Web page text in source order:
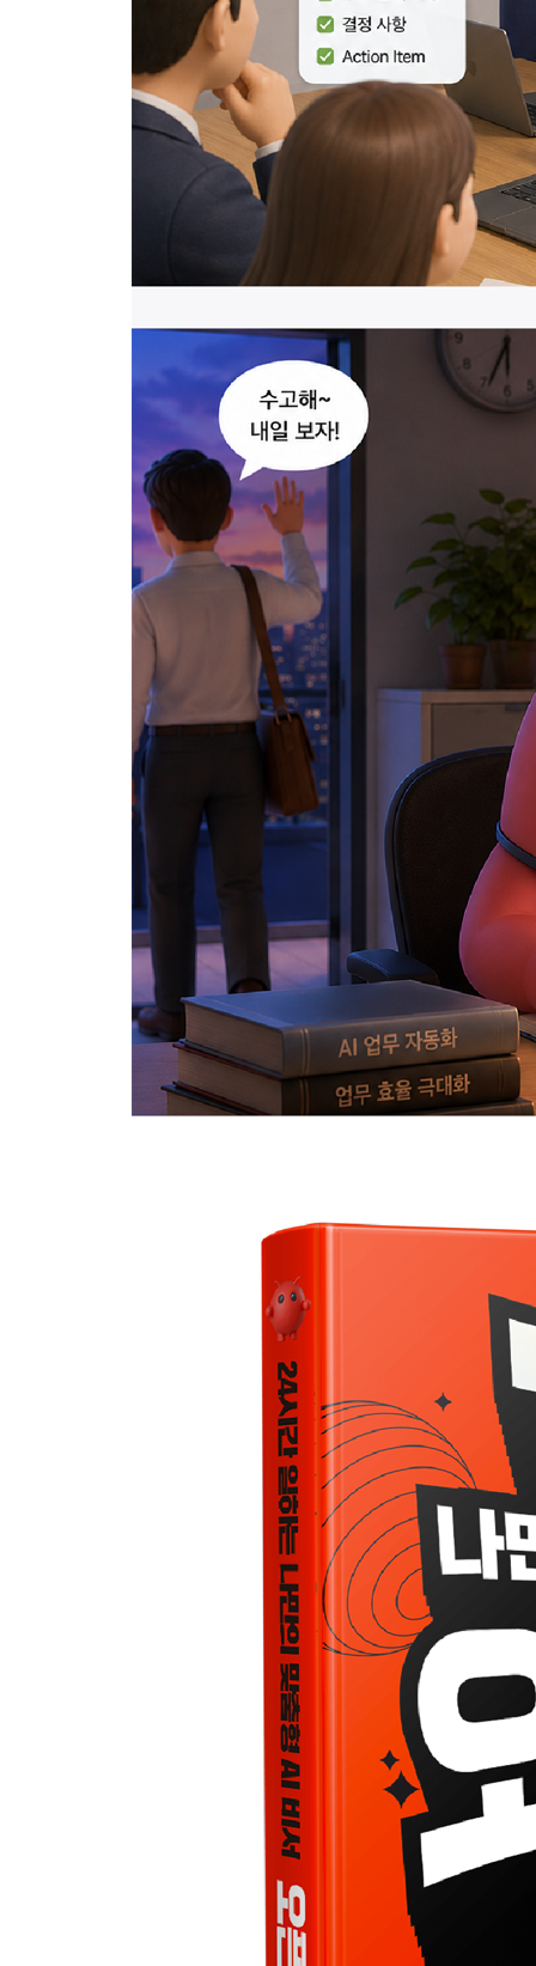
_ 03 업데이트가 떴다! _ 오픈클로 업데이트하기
_ 04 두뇌 업그레이드! _ OAuth 모델로 교체하기
_ 05 이제, 임무를 수행할 수 있지? _ 텔레그램 에
06 전문가처럼 오픈클로 다루기
_ 01 이제부터 전문가다! _ Cursor(커서) 설치하기
_ 02 전문가 세계로 입장! _ Cursor 사용자 등록하기
_ 03 오픈클로를 요리해주마! _ Cursor에서 오픈클
_ 04 Cursor에서 오픈클로 편집해 볼까? _ 오픈클
07 원격으로 웹브라우저 다루기
_ 01 웹브라우저를 자동화해 줘! _ Playwright 설치
_ 02 웹브라우저 창을 열어봐! _ 오픈클로 환경 설
_ 03 오늘의 주요 뉴스는? _ 메신저로 뉴스 보고 받
08 임무를 분배할 멀티 에이전트 만들기
_ 01 더 많은 봇이 필요해! _ 텔레그램 봇 추가하기
_ 02 난 비서가 셋! _ 멀티 에이전트 설정하기
_ 03 통행증을 줄게! _ 토큰 설정하기
_ 04 소울이 넘쳐! _ 에이전트의 특성 지정하기
_ 05 다들 모였니? _ 멀티 에이전트 확인하기
_ 06 따로 이야기하자! _ 멀티 에이전트와 대화하기